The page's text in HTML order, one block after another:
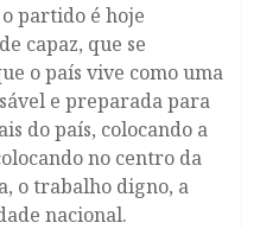
partido é hoje
capaz, que se
o país vive como uma
e preparada para
do país, colocando a
no centro da
o trabalho digno, a
nacional.